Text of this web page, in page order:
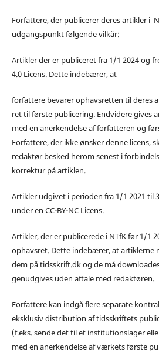
Forfattere, der publicerer deres artikler i
udgangspunkt følgende vilkår:
Artikler der er publiceret fra 1/1 2024 og
4.0 Licens. Dette indebærer, at
forfattere bevarer ophavsretten til deres
ret til første publicering. Endvidere gives
med en anerkendelse af forfatteren og
Forfattere, der ikke ønsker denne licens,
redaktør besked herom senest i
korrektur på artiklen.
Artikler udgivet i perioden fra 1/1 2021 til
under en CC-BY-NC Licens.
Artikler, der er publicerede i NTfK før 1/1
ophavsret. Dette indebærer, at artiklerne
dem på tidsskrift.dk og de må
genudgives uden aftale med redaktøren.
Forfattere kan indgå flere separate
eksklusiv distribution af tidsskriftets
(f.eks. sende det til et institutionslager
med en anerkendelse af værkets første